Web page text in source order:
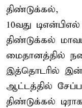
திண்டுக்கல்,
10வது டிஎன்பிஎல்
திண்டுக்கல்
மைதானத்தில்
இத்தொடரில்
ஆட்டத்தில்
திண்டுக்கல்